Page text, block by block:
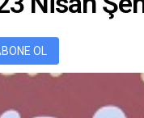
OL